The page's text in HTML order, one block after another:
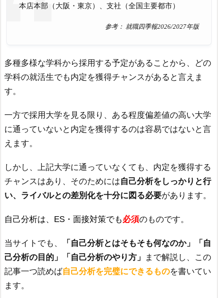
本店本部（大阪・東京）、支社（全国主要都市）
参考： 就職四季報2026/2027年版
多種多様な学科から採用する予定があることから、どの
学科の就活生でも内定を獲得チャンスがあると言えま
す。
一方で採用大学を見る限り、ある程度偏差値の高い大学
に通っていないと内定を獲得するのは容易ではないと言
えます。
しかし、上記大学に通っていなくても、内定を獲得する
チャンスはあり、そのためには自己分析をしっかりと行
い、ライバルとの差別化を十分に図る必要があります。
自己分析は、ES・面接対策でも必須のものです。
当サイトでも、
「自己分析とはそもそも何なのか」「自
己分析の目的」「自己分析のやり方」
まで解説し、この
記事一つ読めば自己分析を完璧にできるものを書いてい
ます。